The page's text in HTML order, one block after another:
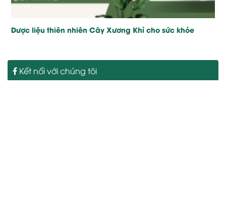
Dược liệu thiên nhiên Cây Xương Khỉ cho sức khỏe
Kết nối với chúng tôi